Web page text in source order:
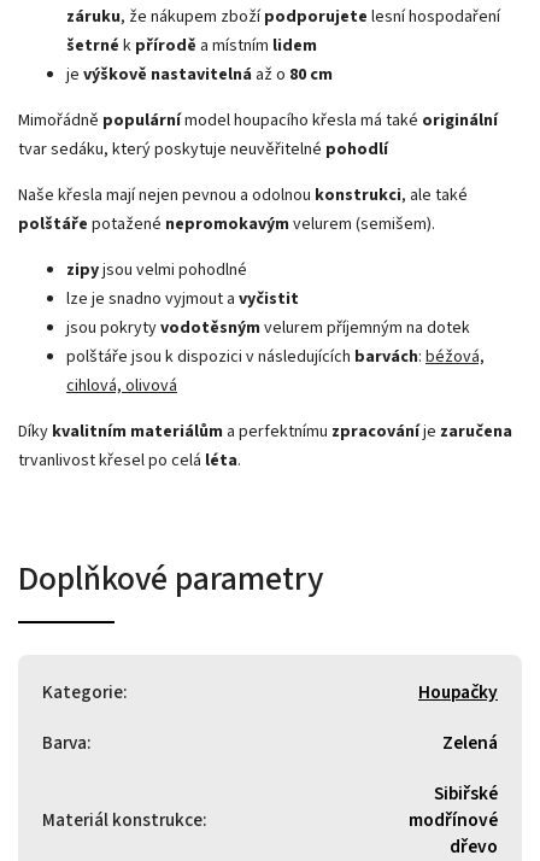
záruku, že nákupem zbožípodporujete lesní hospodaření
šetrné k přírodě a místním lidem
je výškově nastavitelná až o 80 cm
Mimořádně populárnímodel houpacího křesla má také originální
tvar sedáku, který poskytuje neuvěřitelné pohodlí
Naše křesla mají nejen pevnou a odolnou konstrukci, ale také
polštáře potažené nepromokavým velurem (semišem).
zipyjsou velmi pohodlné
lze je snadno vyjmout a vyčistit
jsou pokrytyvodotěsným velurem příjemným na dotek
polštáře jsou k dispozici v následujících barvách: béžová,
cihlová, olivová
Díky kvalitním materiálům a perfektnímu zpracováníje zaručena
trvanlivost křesel po celá léta.
Doplňkové parametry
Kategorie:
Houpačky
Barva: Zelená
Materiál konstrukce:
Sibiřské
modřínové
dřevo